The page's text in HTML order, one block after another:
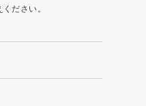
ださい。